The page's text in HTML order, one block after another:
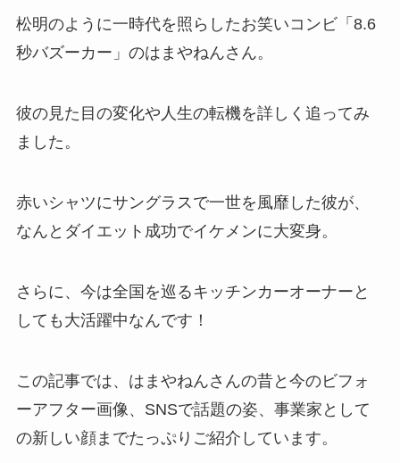
松明のように一時代を照らしたお笑いコンビ「8.6
秒バズーカー」のはまやねんさん。
彼の見た目の変化や人生の転機を詳しく追ってみ
ました。
赤いシャツにサングラスで一世を風靡した彼が、
なんとダイエット成功でイケメンに大変身。
さらに、今は全国を巡るキッチンカーオーナーと
しても大活躍中なんです！
この記事では、はまやねんさんの昔と今のビフォ
ーアフター画像、SNSで話題の姿、事業家として
の新しい顔までたっぷりご紹介しています。